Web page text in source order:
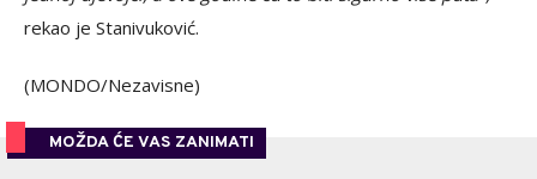
rekao je Stanivuković.
(MONDO/Nezavisne)
MOŽDA ĆE VAS ZANIMATI